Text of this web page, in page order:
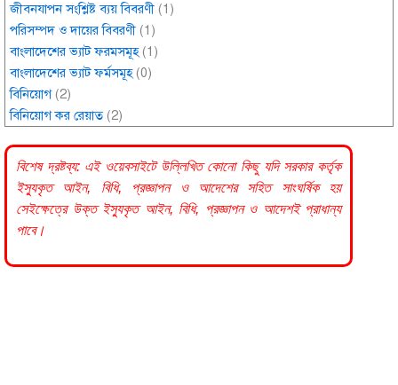
জীবনযাপন সংশ্লিষ্ট ব্যয় বিবরণী (1)
পরিসম্পদ ও দায়ের বিবরণী (1)
বাংলাদেশের ভ্যাট ফরমসমূহ(1)
বাংলাদেশের ভ্যাট ফর্মসমূহ(0)
বিনিয়োগ(2)
বিনিয়োগ কর রেয়াত(2)
বিশেষ দ্রষ্টব্য: এই ওয়েবসাইটে উল্লিখিত কোনো কিছু যদি সরকারকর্তৃক
ইস্যুকৃত আইন, বিধি, প্রজ্ঞাপন ও আদেশের সহিত সাংঘর্ষিক হয়
সেইক্ষেত্রে উক্ত ইস্যুকৃত আইন, বিধি, প্রজ্ঞাপন ও আদেশই প্রাধান্য
পাবে।